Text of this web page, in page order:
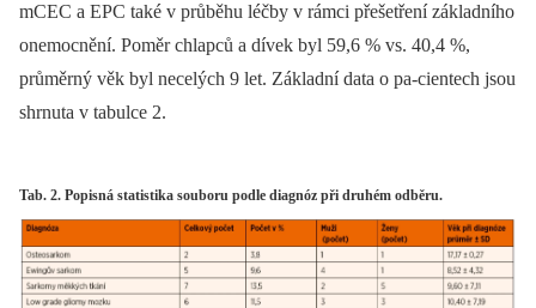
mCEC a EPC také v průběhu léčby v rámci přešetření základního
onemocnění. Poměr chlapců a dívek byl 59,6 % vs. 40,4 %,
průměrný věk byl necelých 9 let. Základní data o pa-cientech jsou
shrnuta v tabulce 2.
Tab. 2. Popisná statistika souboru podle diagnóz při druhém odběru.